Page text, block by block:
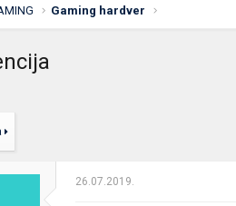
Gaming hardver
26.07.2019.